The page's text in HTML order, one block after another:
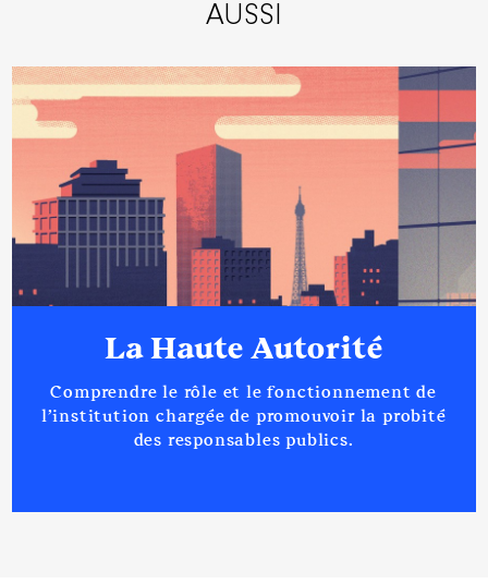
AUSSI
La Haute Autorité
Comprendre le rôle et le fonctionnement de
l’institution chargée de promouvoir la probité
des responsables publics.